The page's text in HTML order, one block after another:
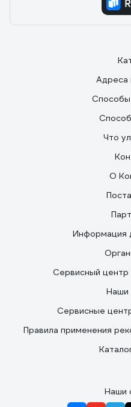
Адреса
Способы
Что
О
Информация
Сервисный
Наши
Сервисные
Правила применения
Наши